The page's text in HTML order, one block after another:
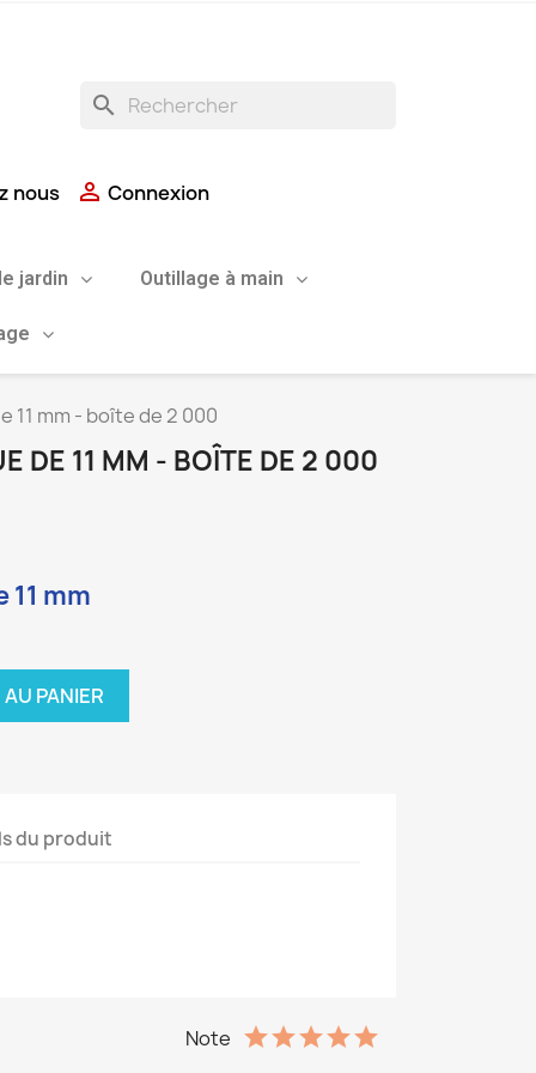
search
nous  Connexion
jardin Outillage à main
11 mm - boîte de 2 000
DE 11 MM - BOÎTE DE 2 000
mm
PANIER
du produit
Note